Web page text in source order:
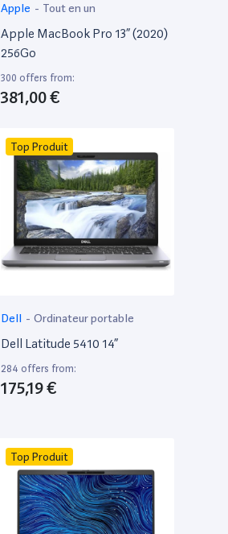
Apple - Tout en un
Apple MacBook Pro 13” (2020)
256Go
300 offers from:
381,00 €
Top Produit
Dell - Ordinateur portable
Dell Latitude 5410 14”
284 offers from:
175,19 €
Top Produit